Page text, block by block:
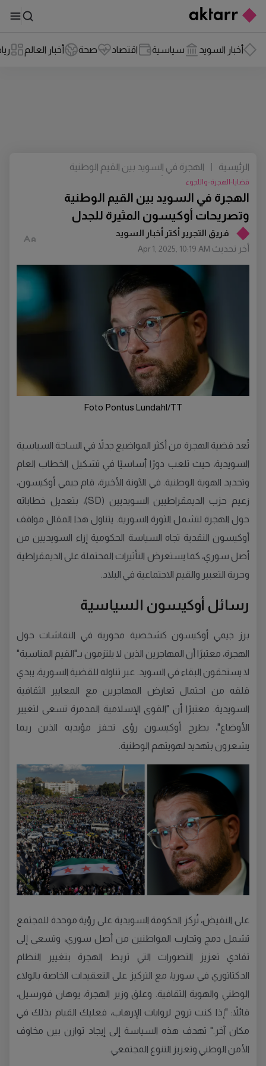
أخبار السويد سياسية اقتصاد صحة أخبار العالم
فريق التجرير أكتر أخبار السويد
أخر تحديث Apr 1, 2025, 10:19 AM
الهجرة في السويد بين القيم الوطنية
وتصريحات أوكيسون المثيرة للجدل
قضايا-الهجرة-واللجوء
الرئيسية |
الهجرة في السويد بين القيم الوطنية
وتصريحات أوكيسون المثيرة للجدل
Foto Pontus Lundahl/TT
تُعد قضية الهجرة من أكثر المواضيع جدلاً في الساحة السياسية
السويدية، حيث تلعب دورًا أساسيًا في تشكيل الخطاب العام
وتحديد الهوية الوطنية. في الآونة الأخيرة، قام جيمي أوكيسون،
زعيم حزب الديمقراطيين السويديين (SD)، بتعديل خطاباته
حول الهجرة لتشمل الثورة السورية. يتناول هذا المقال مواقف
أوكيسون النقدية تجاه السياسة الحكومية إزاء السويديين من
أصل سوري، كما يستعرض التأثيرات المحتملة على الديمقراطية
وحرية التعبير والقيم الاجتماعية في البلاد.
رسائل أوكيسون السياسية
برز جيمي أوكيسون كشخصية محورية في النقاشات حول
الهجرة، معتبرًا أن المهاجرين الذين لا يلتزمون بـ"القيم المناسبة"
لا يستحقون البقاء في السويد. عبر تناوله للقضية السورية، يبدي
قلقه من احتمال تعارض المهاجرين مع المعايير الثقافية
السويدية. معتبرًا أن "القوى الإسلامية المدمرة تسعى لتغيير
الأوضاع"، يطرح أوكيسون رؤى تحفز مؤيديه الذين ربما
يشعرون بتهديد لهويتهم الوطنية.
على النقيض، تُركز الحكومة السويدية على رؤية موحدة للمجتمع
تشمل دمج وتجارب المواطنين من أصل سوري، وتسعى إلى
تفادي تعزيز التصورات التي تربط الهجرة بتغيير النظام
الدكتاتوري في سوريا، مع التركيز على التعقيدات الخاصة بالولاء
الوطني والهوية الثقافية. وعلق وزير الهجرة، يوهان فورسيل،
قائلاً: "إذا كنت تروج لروايات الإرهاب، فعليك القيام بذلك في
مكان آخر." تهدف هذه السياسة إلى إيجاد توازن بين مخاوف
الأمن الوطني وتعزيز التنوع المجتمعي.